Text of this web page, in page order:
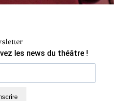
les news du théâtre !